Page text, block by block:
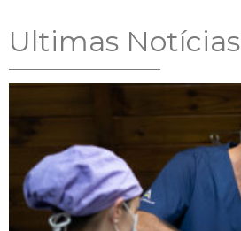
Ultimas Notícias